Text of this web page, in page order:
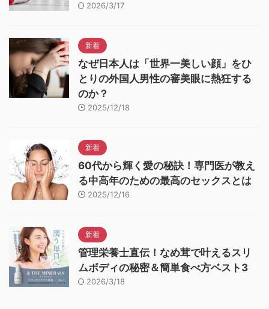
2026/3/17
新着
なぜ日本人は「世界一美しい顔」をひ
とりの外国人男性の審美眼に熱狂する
のか？
2025/12/18
新着
60代から輝く愛の秘訣！専門医が教え
る中高年のための最高のセックスとは
2025/12/16
新着
管理栄養士直伝！なめ茸で叶えるスリ
ムボディの秘密＆簡単食べ方ベスト3
2026/3/18